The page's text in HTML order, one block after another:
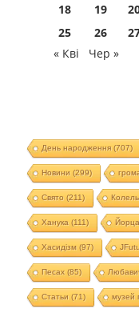
18
19
25
26
« Кві
Чер »
День народження(707)
Новини (299)
Свято (211)
Ханука (111)
Хасидізм (97)
Песах(85)
Статьи (71) музей